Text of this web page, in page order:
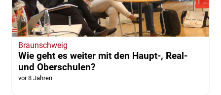
Braunschweig
Wie geht es weiter mit den Haupt-, Real-
und Oberschulen?
vor 8 Jahren